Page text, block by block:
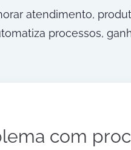
atendimento,
processos,
com